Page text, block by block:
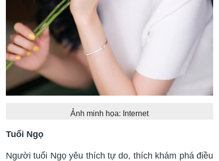
Ảnh minh họa: Internet
Tuổi Ngọ
Người tuổi Ngọ yêu thích tự do, thích khám phá điều